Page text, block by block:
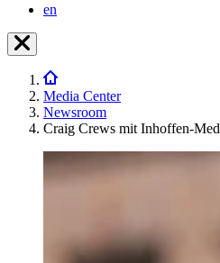
en
Media Center
Newsroom
Craig Crews mit Inhoffen-